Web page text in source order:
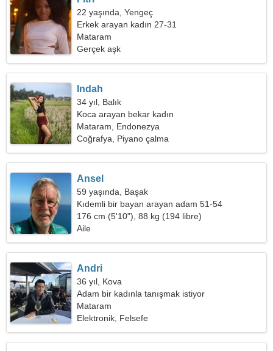
22 yaşında, Yengeç
Erkek arayan kadın 27-31
Mataram
Gerçek aşk
Indah
34 yıl, Balık
Koca arayan bekar kadın
Mataram, Endonezya
Coğrafya, Piyano çalma
Ansel
59 yaşında, Başak
Kıdemli bir bayan arayan adam 51-54
176 cm (5'10"), 88 kg (194 libre)
Aile
Andri
36 yıl, Kova
Adam bir kadınla tanışmak istiyor
Mataram
Elektronik, Felsefe